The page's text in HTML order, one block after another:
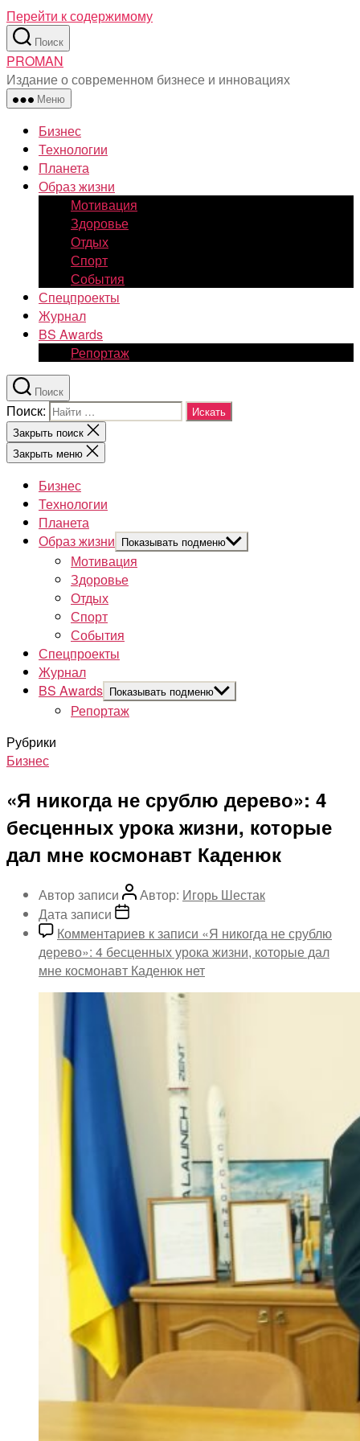
Перейти к содержимому
Поиск
PROMAN
Издание о современном бизнесе и инновациях
Меню
Бизнес
Технологии
Планета
Образ жизни
Мотивация
Здоровье
Отдых
Спорт
События
Спецпроекты
Журнал
BS Awards
Репортаж
Поиск
Поиск:
Закрыть поиск
Закрыть меню
Бизнес
Технологии
Планета
Образ жизни Показывать подменю
Мотивация
Здоровье
Отдых
Спорт
События
Спецпроекты
Журнал
BS Awards Показывать подменю
Репортаж
Рубрики
Бизнес
«Я никогда не срублю дерево»: 4
бесценных урока жизни, которые
дал мне космонавт Каденюк
Автор записи Автор: Игорь Шестак
Дата записи
Комментариев к записи «Я никогда не срублю
дерево»: 4 бесценных урока жизни, которые дал
мне космонавт Каденюк нет